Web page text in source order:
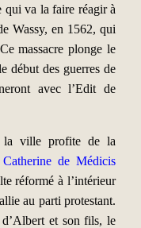
qui va la faire réagir à
Wassy, en 1562, qui
massacre plonge le
début des guerres de
avec l’Edit de
ville profite de la
Catherine de Médicis
réformé à l’intérieur
au parti protestant.
et son fils, le